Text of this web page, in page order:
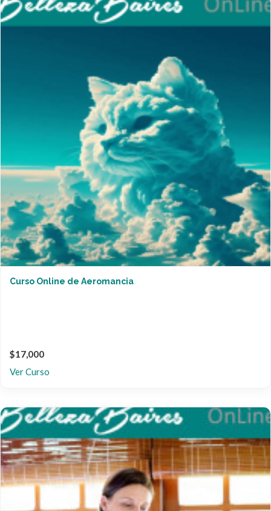
Curso Online de Aeromancia
$17,000
Ver Curso